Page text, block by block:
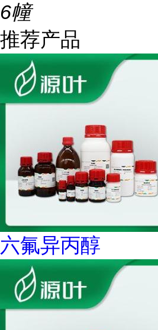
6幢
推荐产品
六氟异丙醇